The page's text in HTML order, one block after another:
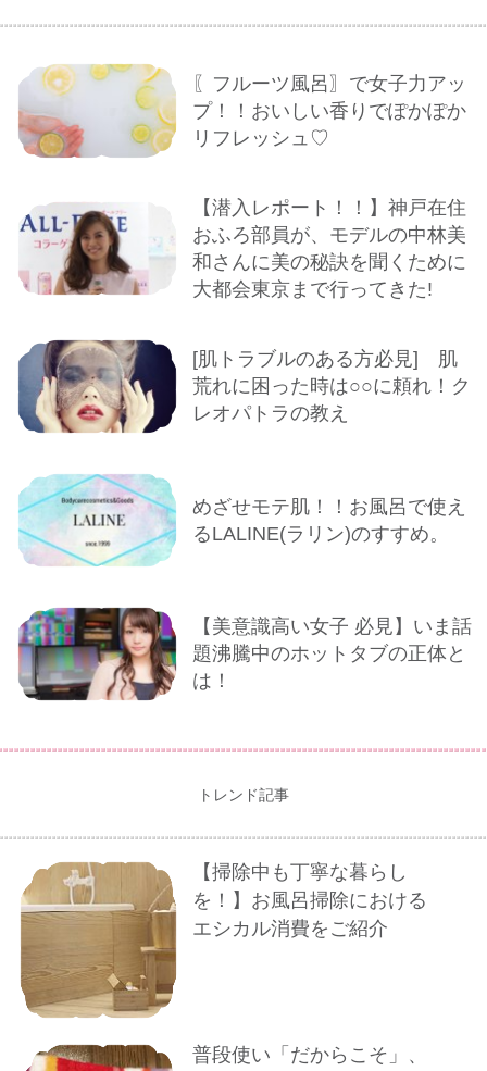
〖フルーツ風呂〗で女子力アッ
プ！！おいしい香りでぽかぽか
リフレッシュ♡
【潜入レポート！！】神戸在住
おふろ部員が、モデルの中林美
和さんに美の秘訣を聞くために
大都会東京まで行ってきた!
[肌トラブルのある方必見] 肌
荒れに困った時は○○に頼れ！ク
レオパトラの教え
めざせモテ肌！！お風呂で使え
るLALINE(ラリン)のすすめ。
【美意識高い女子 必見】いま話
題沸騰中のホットタブの正体と
は！
トレンド記事
【掃除中も丁寧な暮らし
を！】お風呂掃除における
エシカル消費をご紹介
普段使い「だからこそ」、